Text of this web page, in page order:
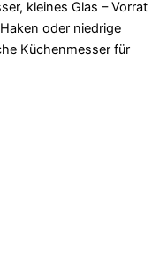
kleines Glas – Vorrat
oder niedrige
Küchenmesser für